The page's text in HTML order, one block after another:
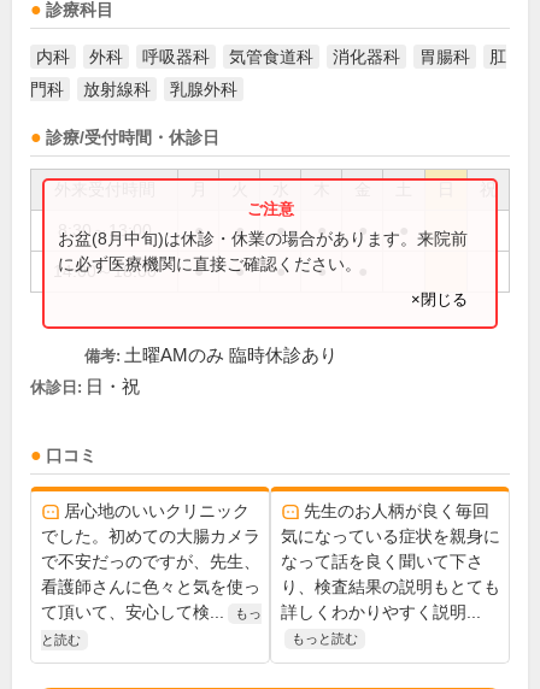
診療科目
内科 外科 呼吸器科 気管食道科 消化器科 胃腸科
肛
門科
放射線科 乳腺外科
診療/受付時間・休診日
祝
8:30～13:00 ● ● ● ● ●
14:00～18:00 ● ● ● ●
お盆(8月中旬)は休診・休業の場合があります。来院前
に必ず医療機関に直接ご確認ください。
×閉じる
備考: 土曜AMのみ 臨時休診あり
休診日: 日・祝
口コミ
居心地のいいクリニック
でした。初めての大腸カメラ
で不安だっのですが、先生、
看護師さんに色々と気を使っ
て頂いて、安心して検...
もっ
と読む
先生のお人柄が良く毎回
気になっている症状を親身に
なって話を良く聞いて下さ
り、検査結果の説明もとても
詳しくわかりやすく説明...
もっと読む